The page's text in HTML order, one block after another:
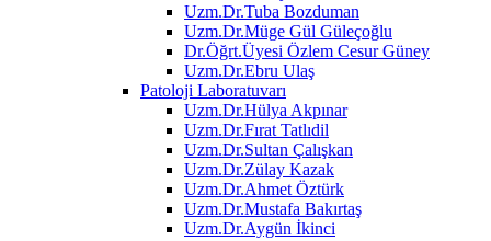
Uzm.Dr.Tuba Bozduman
Uzm.Dr.Müge Gül Güleçoğlu
Dr.Öğrt.Üyesi Özlem Cesur Güney
Uzm.Dr.Ebru Ulaş
Patoloji Laboratuvarı
Uzm.Dr.Hülya Akpınar
Uzm.Dr.Fırat Tatlıdil
Uzm.Dr.Sultan Çalışkan
Uzm.Dr.Zülay Kazak
Uzm.Dr.Ahmet Öztürk
Uzm.Dr.Mustafa Bakırtaş
Uzm.Dr.Aygün İkinci